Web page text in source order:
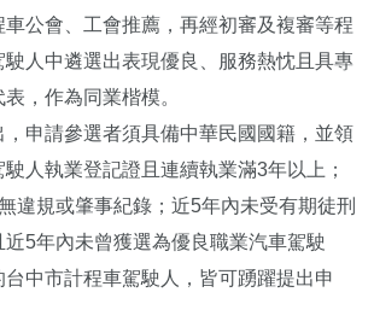
公會、工會推薦，再經初審及複審等程
駛人中遴選出表現優良、服務熱忱且具專
，作為同業楷模。
申請參選者須具備中華民國國籍，並領
人執業登記證且連續執業滿3年以上；
違規或肇事紀錄；近5年內未受有期徒刑
近5年內未曾獲選為優良職業汽車駕駛
台中市計程車駕駛人，皆可踴躍提出申